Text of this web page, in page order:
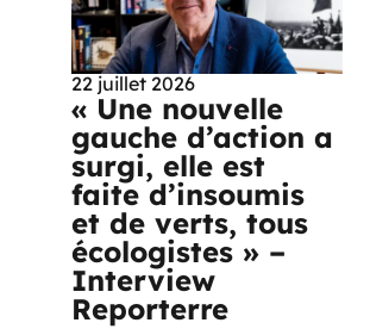
22 juillet 2026
« Une nouvelle
gauche d’action a
surgi, elle est
faite d’insoumis
et de verts, tous
écologistes » –
Interview
Reporterre